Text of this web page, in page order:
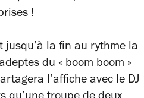
!
jusqu’à la fin au rythme la
du « boom boom »
l’affiche avec le DJ